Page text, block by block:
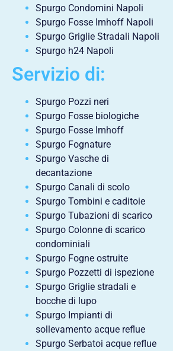
Spurgo Condomini Napoli
Spurgo Fosse Imhoff Napoli
Spurgo Griglie Stradali Napoli
Spurgo h24 Napoli
Servizio di:
Spurgo Pozzi neri
Spurgo Fosse biologiche
Spurgo Fosse Imhoff
Spurgo Fognature
Spurgo Vasche di
decantazione
Spurgo Canali di scolo
Spurgo Tombini e caditoie
Spurgo Tubazioni di scarico
Spurgo Colonne di scarico
condominiali
Spurgo Fogne ostruite
Spurgo Pozzetti di ispezione
Spurgo Griglie stradali e
bocche di lupo
Spurgo Impianti di
sollevamento acque reflue
Spurgo Serbatoi acque reflue